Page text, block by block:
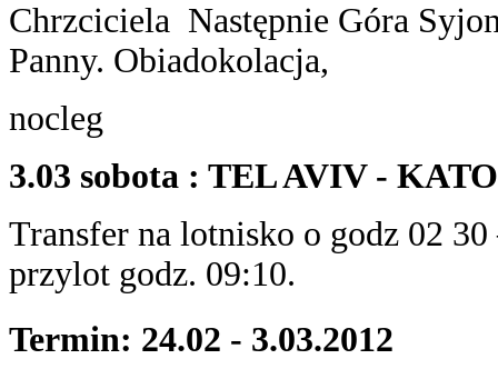
Chrzciciela Następnie Góra
Panny. Obiadokolacja,
nocleg
3.03 sobota : TEL AVIV -
Transfer na lotnisko o godz 02
przylot godz. 09:10.
Termin: 24.02 - 3.03.2012